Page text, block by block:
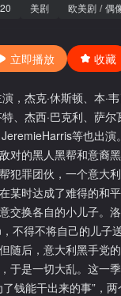
美剧 欧美剧 / 偶
立即播放 收藏
，杰克·休斯顿、本·
、杰西·巴克利、萨尔
等也出演
对的黑人黑帮和意裔
犯罪团伙，一个意大
某时达成了难得的和
交换各自的小儿子。
不得不将自己的儿子
随后，意大利黑手党
于是一切大乱。这一
钱能干出来的事”，